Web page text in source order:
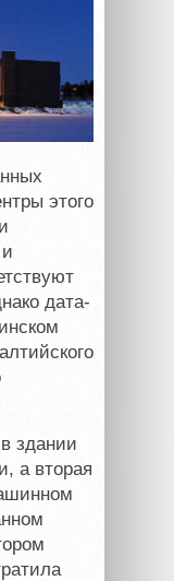
этого
дата-
здании
а вторая